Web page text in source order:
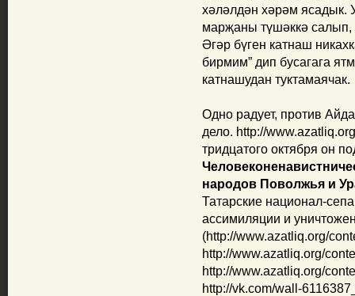
хәләлдән хәрәм ясадык.
марҗаны түшәккә салып,
Әгәр бүген катнаш
бирмим” дип бусагага
катнашудан туктамаячак.
Одно радует, против
дело. http://
тридцатого октября он
народов Поволжья и
Татарские национал-
ассимиляции и
(http://www.azatliq.org/
http://www.azatliq.org/
http://www.azatliq.org/
http://vk.com/wall-